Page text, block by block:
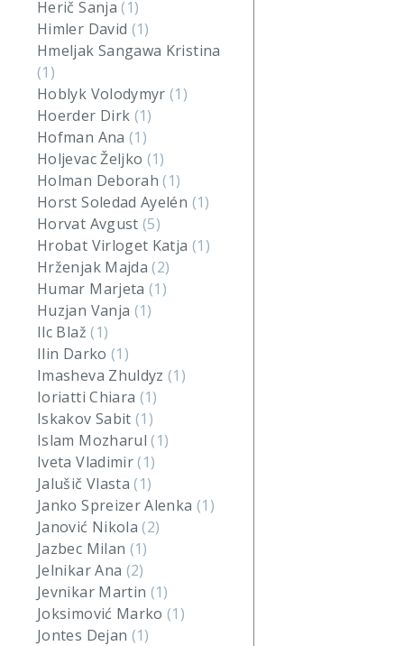
Herič Sanja(1)
Himler David (1)
Hmeljak Sangawa Kristina
(1)
Hoblyk Volodymyr(1)
Hoerder Dirk (1)
Hofman Ana (1)
Holjevac Željko (1)
Holman Deborah(1)
Horst Soledad Ayelén (1)
Horvat Avgust(5)
Hrobat Virloget Katja (1)
Hrženjak Majda(2)
Humar Marjeta(1)
Huzjan Vanja (1)
Ilc Blaž(1)
Ilin Darko (1)
Imasheva Zhuldyz(1)
Ioriatti Chiara (1)
Iskakov Sabit(1)
Islam Mozharul(1)
Iveta Vladimir(1)
Jalušič Vlasta(1)
Janko Spreizer Alenka (1)
Janović Nikola(2)
Jazbec Milan (1)
Jelnikar Ana (2)
Jevnikar Martin (1)
Joksimović Marko(1)
Jontes Dejan (1)